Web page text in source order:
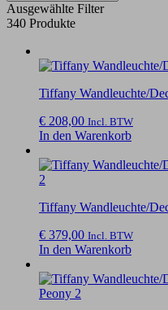
Ausgewählte Filter
340 Produkte
Tiffany Wandleuchte/
€ 208,00 Incl. BTW
In den Warenkorb
Tiffany Wandleuchte/
€ 379,00 Incl. BTW
In den Warenkorb